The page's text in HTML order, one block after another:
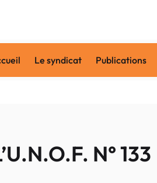
Le syndicat Publications
N° 133